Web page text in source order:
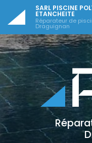
contenu
principal
SARL PISCINE
ETANCHEITE
Réparateur de piscine à
Draguignan